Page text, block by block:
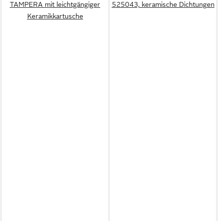
TAMPERA mit leichtgängiger
Keramikkartusche
525043, keramische Dichtungen